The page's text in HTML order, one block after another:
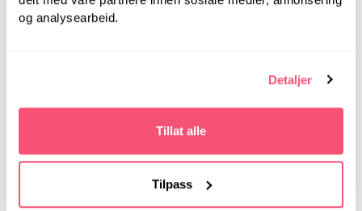
og analysearbeid.
Detaljer
Tillat alle
Tilpass